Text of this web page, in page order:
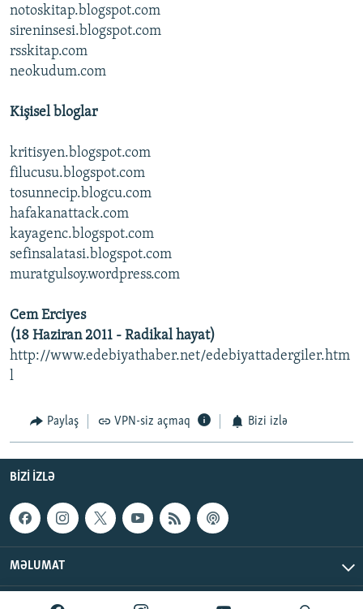
notoskitap.blogspot.com
sireninsesi.blogspot.com
rsskitap.com
neokudum.com
Kişisel bloglar
kritisyen.blogspot.com
filucusu.blogspot.com
tosunnecip.blogcu.com
hafakanattack.com
kayagenc.blogspot.com
sefinsalatasi.blogspot.com
muratgulsoy.wordpress.com
Cem Erciyes
(18 Haziran 2011 - Radikal hayat)
http://www.edebiyathaber.net/edebiyattadergiler.htm
l
Paylaş VPN-siz açmaq Bizi izlə
BIZI IZLƏ
MƏLUMAT